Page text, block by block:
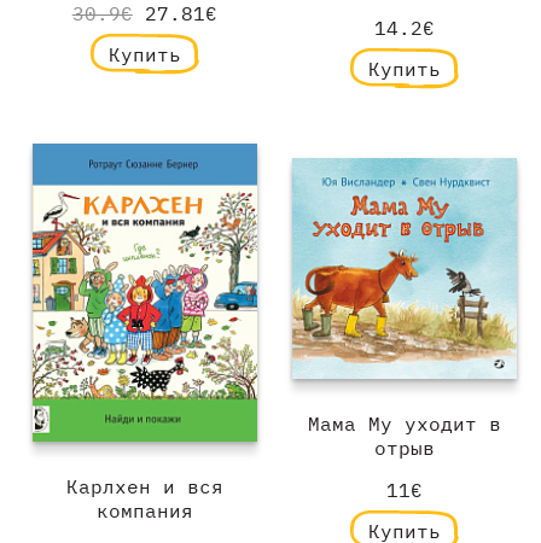
30.9€27.81€
Купить
14.2€
Купить
Карлхен и вся
компания
Мама Му уходит в
отрыв
11€
Купить